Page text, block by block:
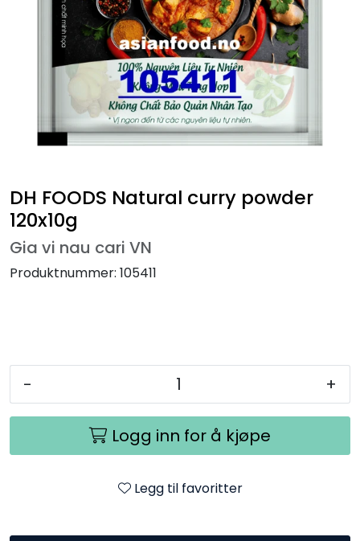
DH FOODS Natural curry powder
120x10g
Gia vi nau cari VN
Produktnummer: 105411
- +
Logg inn for å kjøpe
Legg til favoritter